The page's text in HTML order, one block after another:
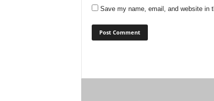
Save my name, email, and website in